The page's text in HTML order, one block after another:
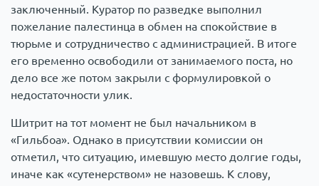
заключенный. Куратор по разведке выполнил
пожелание палестинца в обмен на спокойствие в
тюрьме и сотрудничество с администрацией. В итоге
его временно освободили от занимаемого поста, но
дело все же потом закрыли с формулировкой о
недостаточности улик.
Шитрит на тот момент не был начальником в
«Гильбоа». Однако в присутствии комиссии он
отметил, что ситуацию, имевшую место долгие годы,
иначе как «сутенерством» не назовешь. К слову,